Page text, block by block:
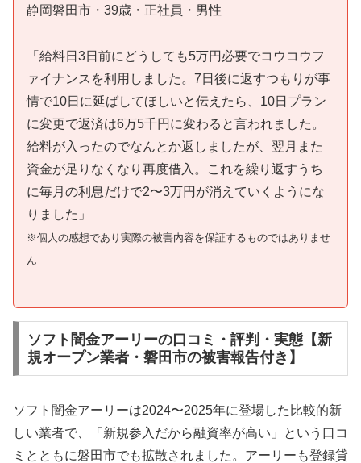
静岡磐田市・39歳・正社員・男性
「給料日3日前にどうしても5万円必要でコウコウフ
ァイナンスを利用しました。7日後に返すつもりが事
情で10日に延ばしてほしいと伝えたら、10日プラン
に変更で返済は6万5千円に変わると言われました。
給料が入ったのでなんとか返しましたが、翌月また
資金が足りなくなり再度借入。これを繰り返すうち
に毎月の利息だけで2〜3万円が消えていくようにな
りました」
※個人の感想であり実際の被害内容を保証するものではありませ
ん
ソフト闇金アーリーの口コミ・評判・実態【新
規オープン業者・磐田市の被害報告付き】
ソフト闇金アーリーは2024〜2025年に登場した比較的新
しい業者で、「新規参入だから融資率が高い」という口コ
ミとともに磐田市でも拡散されました。アーリーも登録貸